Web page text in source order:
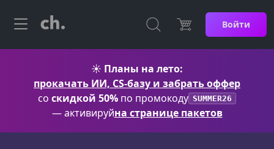
Войти
☀️ Планы на лето:
прокачать ИИ, CS-базу и забрать оффер
со скидкой 50% по промокоду SUMMER26
— активируйна странице пакетов